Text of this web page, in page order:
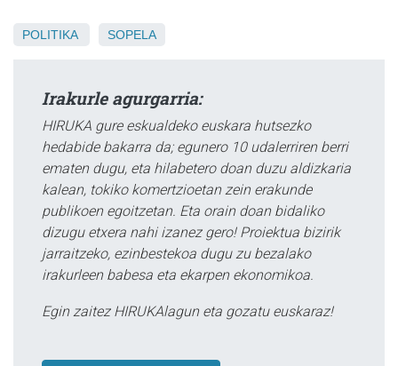
POLITIKA SOPELA
Irakurle agurgarria:
HIRUKA gure eskualdeko euskara hutsezko
hedabide bakarra da; egunero 10 udalerriren berri
ematen dugu, eta hilabetero doan duzu aldizkaria
kalean, tokiko komertzioetan zein erakunde
publikoen egoitzetan. Eta orain doan bidaliko
dizugu etxera nahi izanez gero! Proiektua bizirik
jarraitzeko, ezinbestekoa dugu zu bezalako
irakurleen babesa eta ekarpen ekonomikoa.
Egin zaitez HIRUKAlagun eta gozatu euskaraz!